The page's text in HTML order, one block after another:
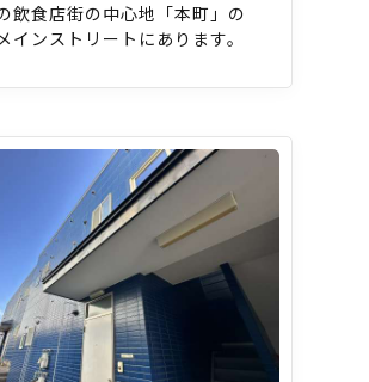
飲食店街の中心地「本町」の
インストリートにあります。